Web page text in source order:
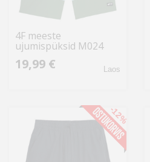
4F meeste
ujumispüksid M024
4FSS23UBDSM024 20S
S, süsimust
19,99 € Laos
-12%